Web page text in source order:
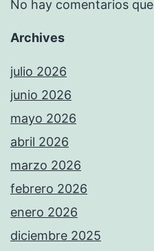
No hay comentarios
Archives
julio 2026
junio 2026
mayo 2026
abril 2026
marzo 2026
febrero 2026
enero 2026
diciembre 2025